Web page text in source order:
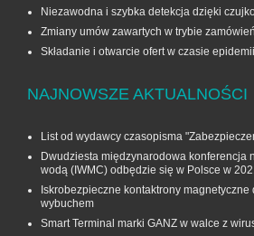
Niezawodna i szybka detekcja dzięki
Zmiany umów zawartych w trybie
Składanie i otwarcie ofert w czasie epidemii
NAJNOWSZE AKTUALNOŚCI
List od wydawcy czasopisma
Dwudziesta międzynarodowa konferencja
wodą (IWMC) odbędzie się w Polsce w
Iskrobezpieczne kontaktrony magnetyczne
wybuchem
Smart Terminal marki GANZ w walce z